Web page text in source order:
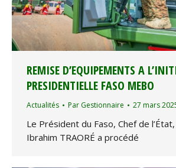
REMISE D’EQUIPEMENTS A
PRESIDENTIELLE FASO MEBO
Actualités Par Gestionnaire 27 mars
Le Président du Faso, Chef de
Ibrahim TRAORÉ a procédé